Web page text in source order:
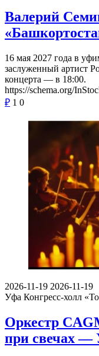
Валерий
16 мая 2027 года в
заслуженный артист
концерта — в 18:00.
https://schema.org/
₽ 1 0
2026-11-19 2026-11-19
Уфа Конгресс-холл
Оркестр
при свечах —